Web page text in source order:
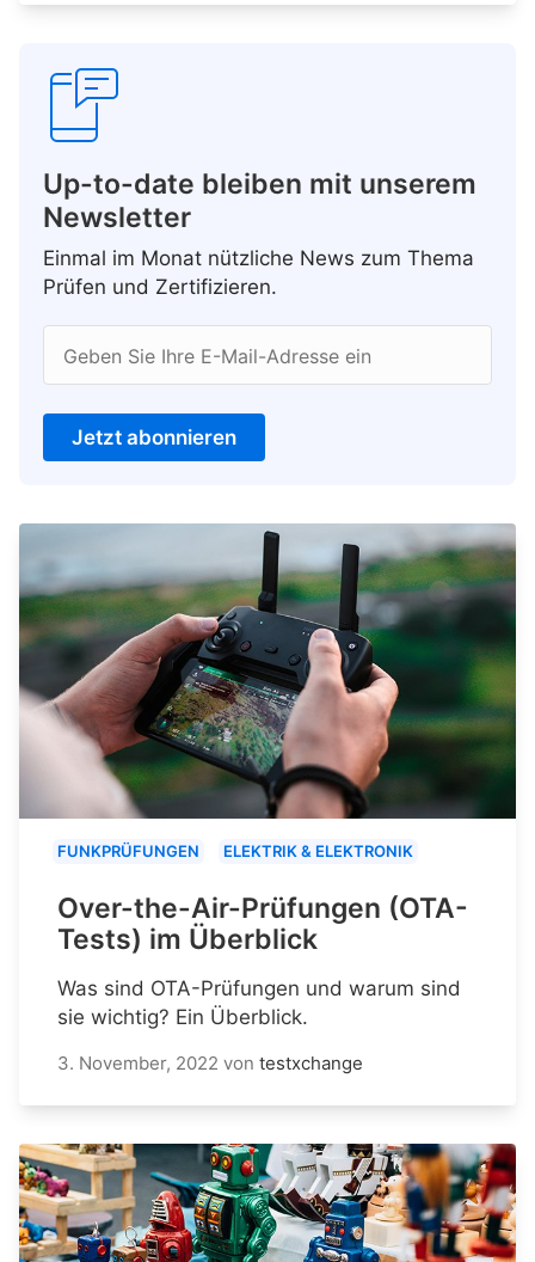
Up-to-date bleiben mit unserem
Newsletter
Einmal im Monat nützliche News zum Thema
Prüfen und Zertifizieren.
Geben Sie Ihre E-Mail-Adresse ein
Jetzt abonnieren
FUNKPRÜFUNGEN ELEKTRIK & ELEKTRONIK
Over-the-Air-Prüfungen (OTA-
Tests) im Überblick
Was sind OTA-Prüfungen und warum sind
sie wichtig? Ein Überblick.
3. November, 2022 von testxchange